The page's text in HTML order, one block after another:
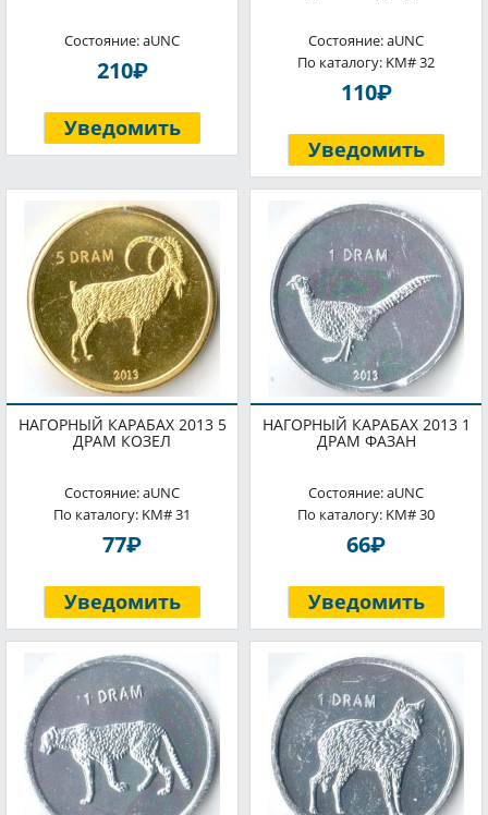
Состояние: aUNC
210P
Уведомить
Состояние: aUNC
По каталогу: KM# 32
110P
Уведомить
НАГОРНЫЙ КАРАБАХ 2013 5
ДРАМ КОЗЕЛ
Состояние: aUNC
По каталогу: KM# 31
77P
Уведомить
НАГОРНЫЙ КАРАБАХ 2013 1
ДРАМ ФАЗАН
Состояние: aUNC
По каталогу: KM# 30
66P
Уведомить